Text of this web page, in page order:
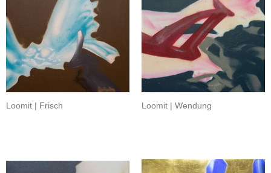
Loomit | Frisch Loomit | Wendung